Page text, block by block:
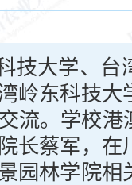
技大学、台
岭东科技大
流。学校港
长蔡军，在
园林学院相